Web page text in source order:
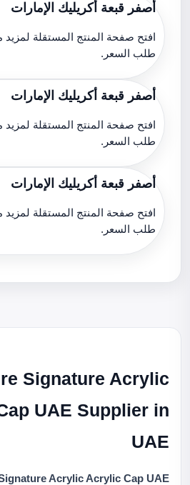
أصفر قبعة أكريليك الإمارات
افتح صفحة المنتج المستقلة
طلب السعر.
أصفر قبعة أكريليك الإمارات
افتح صفحة المنتج المستقلة
طلب السعر.
أصفر قبعة أكريليك الإمارات
افتح صفحة المنتج المستقلة
طلب السعر.
Signature Acrylic
UAE Supplier in
UAE
Acrylic Acrylic Cap UAE